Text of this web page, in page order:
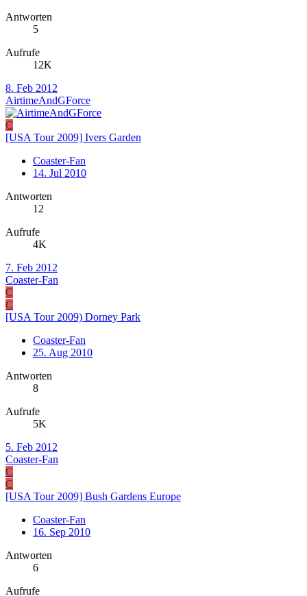
Antworten
5
Aufrufe
12K
8. Feb 2012
AirtimeAndGForce
C
[USA Tour 2009] Ivers Garden
Coaster-Fan
14. Jul 2010
Antworten
12
Aufrufe
4K
7. Feb 2012
Coaster-Fan
C
C
[USA Tour 2009) Dorney Park
Coaster-Fan
25. Aug 2010
Antworten
8
Aufrufe
5K
5. Feb 2012
Coaster-Fan
C
C
[USA Tour 2009] Bush Gardens Europe
Coaster-Fan
16. Sep 2010
Antworten
6
Aufrufe